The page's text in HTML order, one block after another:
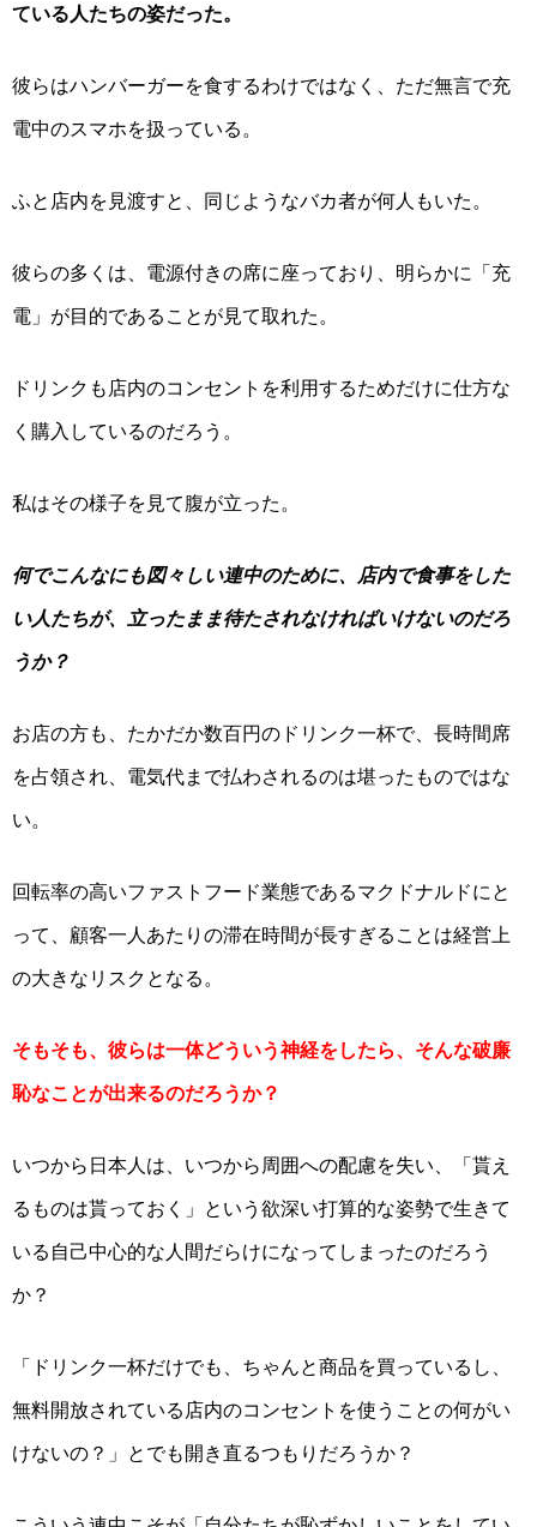
ている人たちの姿だった。
彼らはハンバーガーを食するわけではなく、ただ無言で充
電中のスマホを扱っている。
ふと店内を見渡すと、同じようなバカ者が何人もいた。
彼らの多くは、電源付きの席に座っており、明らかに「充
電」が目的であることが見て取れた。
ドリンク も店内のコンセントを利用するためだけに仕方な
く 購入しているのだろう。
私はその様子を見て腹が立った。
何でこんなにも図々しい連中のために、店内で食事をした
い人たちが、立ったまま待たされなければいけないのだろ
うか？
お店の方も、たかだか数百円のドリンク一杯で、長時間席
を占領され、電気代まで払わされるのは堪ったものではな
い。
回転率の高いファストフード業態であるマクドナルドにと
って、顧客一人あたりの滞在時間が長すぎることは経営上
の大きなリスクとなる。
そもそも、彼らは一体どういう神経をしたら、そんな破廉
恥なことが出来るのだろうか？
いつから日本人は、 いつから周囲への配慮を失い、「貰え
るものは貰っておく」という欲深い打算的な姿勢で生きて
いる自己中心的な人間だらけになってしまったのだろう
か？
「ドリンク一杯だけでも、ちゃんと商品を買っているし、
無料開放されている店内のコンセントを使うことの何がい
けないの？」とでも開き直るつもりだろうか？